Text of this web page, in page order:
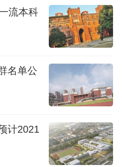
流本科
名单公
计2021